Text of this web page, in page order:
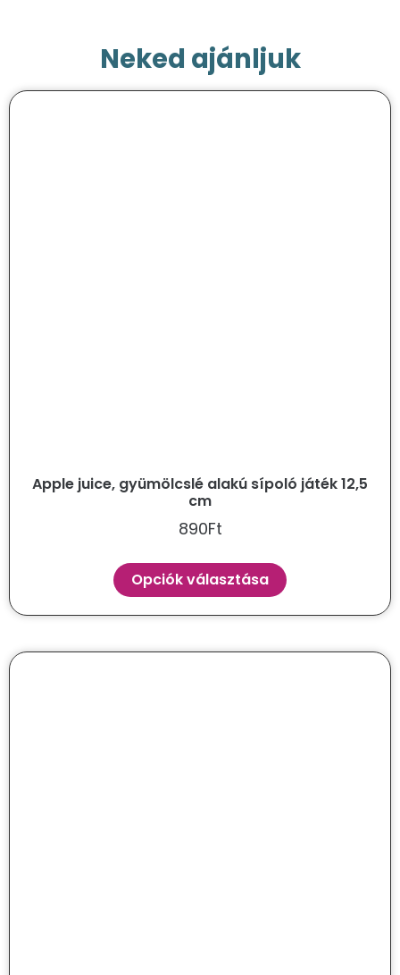
Neked ajánljuk
Apple juice, gyümölcslé alakú sípoló játék 12,5
cm
890Ft
Opciók választása